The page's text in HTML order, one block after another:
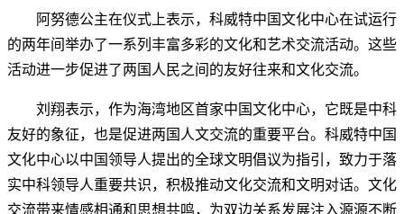
阿努德公主在仪式上表示，科威特中国文化中心在试运行
的两年间举办了一系列丰富多彩的文化和艺术交流活动。这些
活动进一步促进了两国人民之间的友好往来和文化交流。
刘翔表示，作为海湾地区首家中国文化中心，它既是中科
友好的象征，也是促进两国人文交流的重要平台。科威特中国
文化中心以中国领导人提出的全球文明倡议为指引，致力于落
实中科领导人重要共识，积极推动文化交流和文明对话。文化
交流带来情感相通和思想共鸣，为双边关系发展注入源源不断